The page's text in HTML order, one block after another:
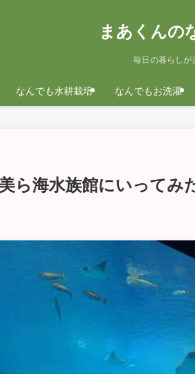
まあくんの
毎日の暮らしが
なんでも水耕栽培 なんでもお洗濯
ら海水族館にいってみ